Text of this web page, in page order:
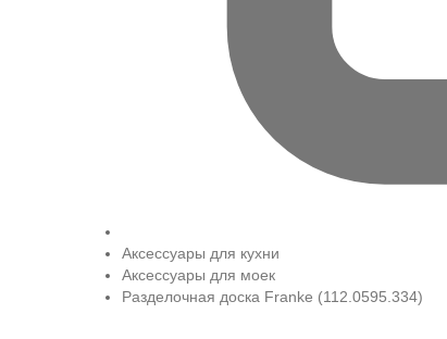
Аксессуары для кухни
Аксессуары для моек
Разделочная доска Franke (112.0595.334)